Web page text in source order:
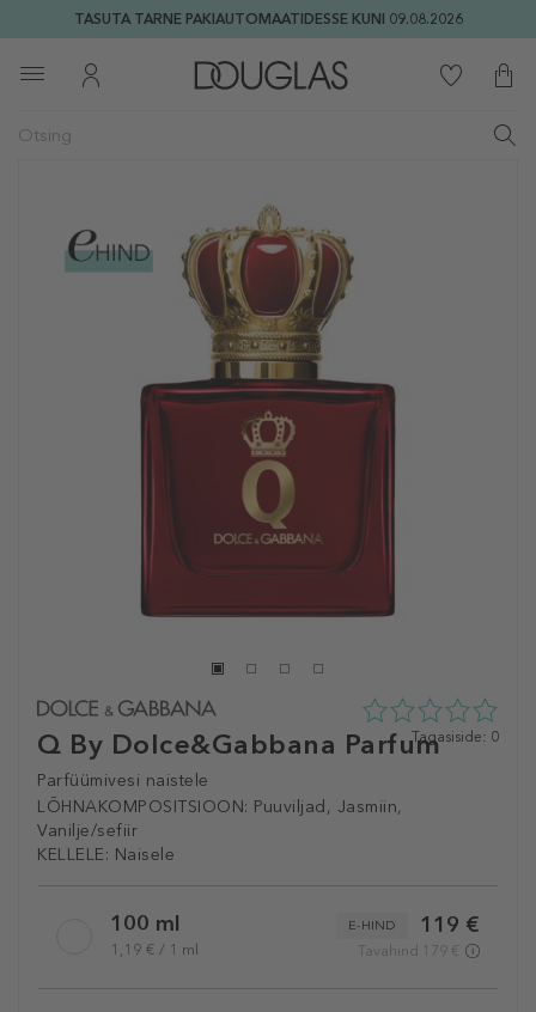
TASUTA TARNE PAKIAUTOMAATIDESSE KUNI 09.08.2026
Q By Dolce&Gabbana Parfum
Parfüümivesi naistele
LÕHNAKOMPOSITSIOON: Puuviljad, Jasmiin,
Vanilje/sefiir
KELLELE: Naisele
0
tähte
Tagasiside: 0
variation100 ml
1,19 € / 1 ml
119 €
E-HIND
Tavahind 179 €